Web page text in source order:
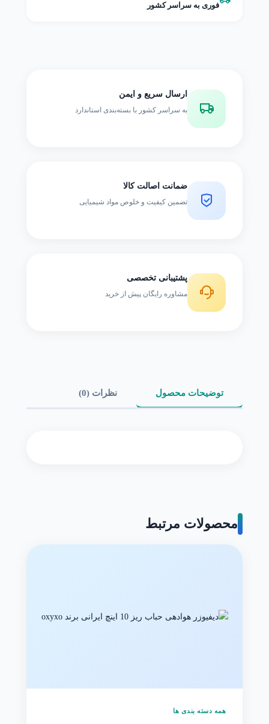
فوری به سراسر کشور
ارسال سریع و ایمن
به سراسر کشور با بسته‌بندی استاندارد
ضمانت اصالت کالا
تضمین کیفیت و خلوص مواد شیمیایی
پشتیبانی تخصصی
مشاوره رایگان پیش از خرید
توضیحات محصول نظرات (0)
محصولات مرتبط
همه دسته بندی ها